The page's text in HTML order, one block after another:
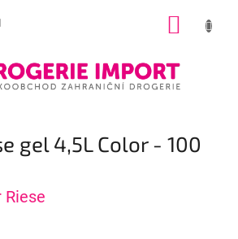
gel 4,5L Color - 100
Riese